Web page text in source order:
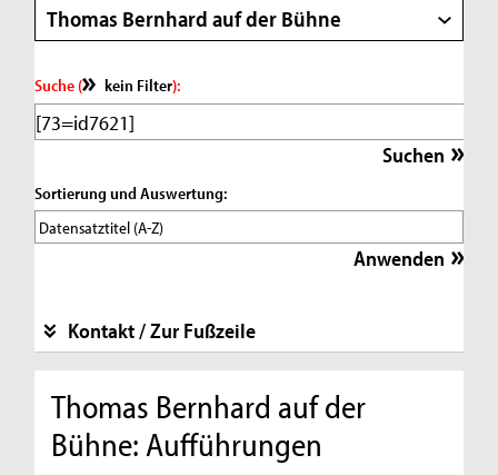
Thomas Bernhard auf der Bühne
Suche ( kein Filter):
Sortierung und Auswertung:
Kontakt / Zur Fußzeile
Thomas Bernhard auf der
Bühne: Aufführungen